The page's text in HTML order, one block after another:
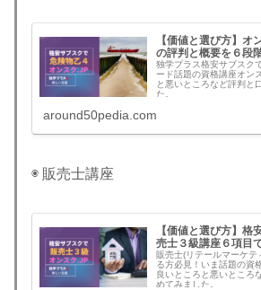
【価値と選び方】オ
の評判と概要を６段
独学プラス格安サブスク
ード話題の資格講座オン
と悪いところなど評判と
た。
around50pedia.com
◉ 販売士講座
【価値と選び方】格
売士３級講座６項目
販売士(リテールマーケ
る方必見！いま話題の資
良いところと悪いところ
めてみました。